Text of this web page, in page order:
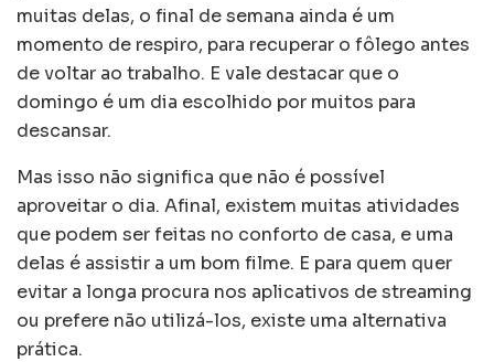
muitas delas, o final de semana ainda é um
momento de respiro, para recuperar o fôlego antes
de voltar ao trabalho. E vale destacar que o
domingo é um dia escolhido por muitos para
descansar.
Mas isso não significa que não é possível
aproveitar o dia. Afinal, existem muitas atividades
que podem ser feitas no conforto de casa, e uma
delas é assistir a um bom filme. E para quem quer
evitar a longa procura nos aplicativos de streaming
ou prefere não utilizá-los, existe uma alternativa
prática.